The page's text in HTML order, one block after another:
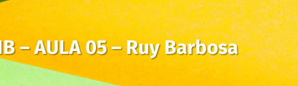
– AULA 05 – Ruy Barbosa